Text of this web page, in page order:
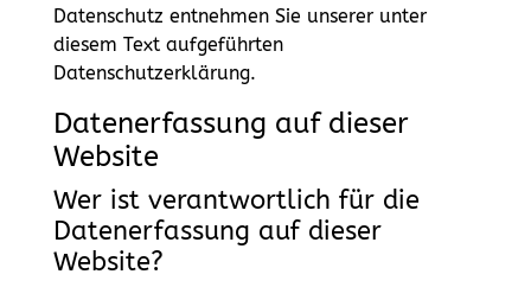
Datenschutz entnehmen Sie unserer unter
diesem Text aufgeführten
Datenschutzerklärung.
Datenerfassung auf dieser
Website
Wer ist verantwortlich für die
Datenerfassung auf dieser
Website?